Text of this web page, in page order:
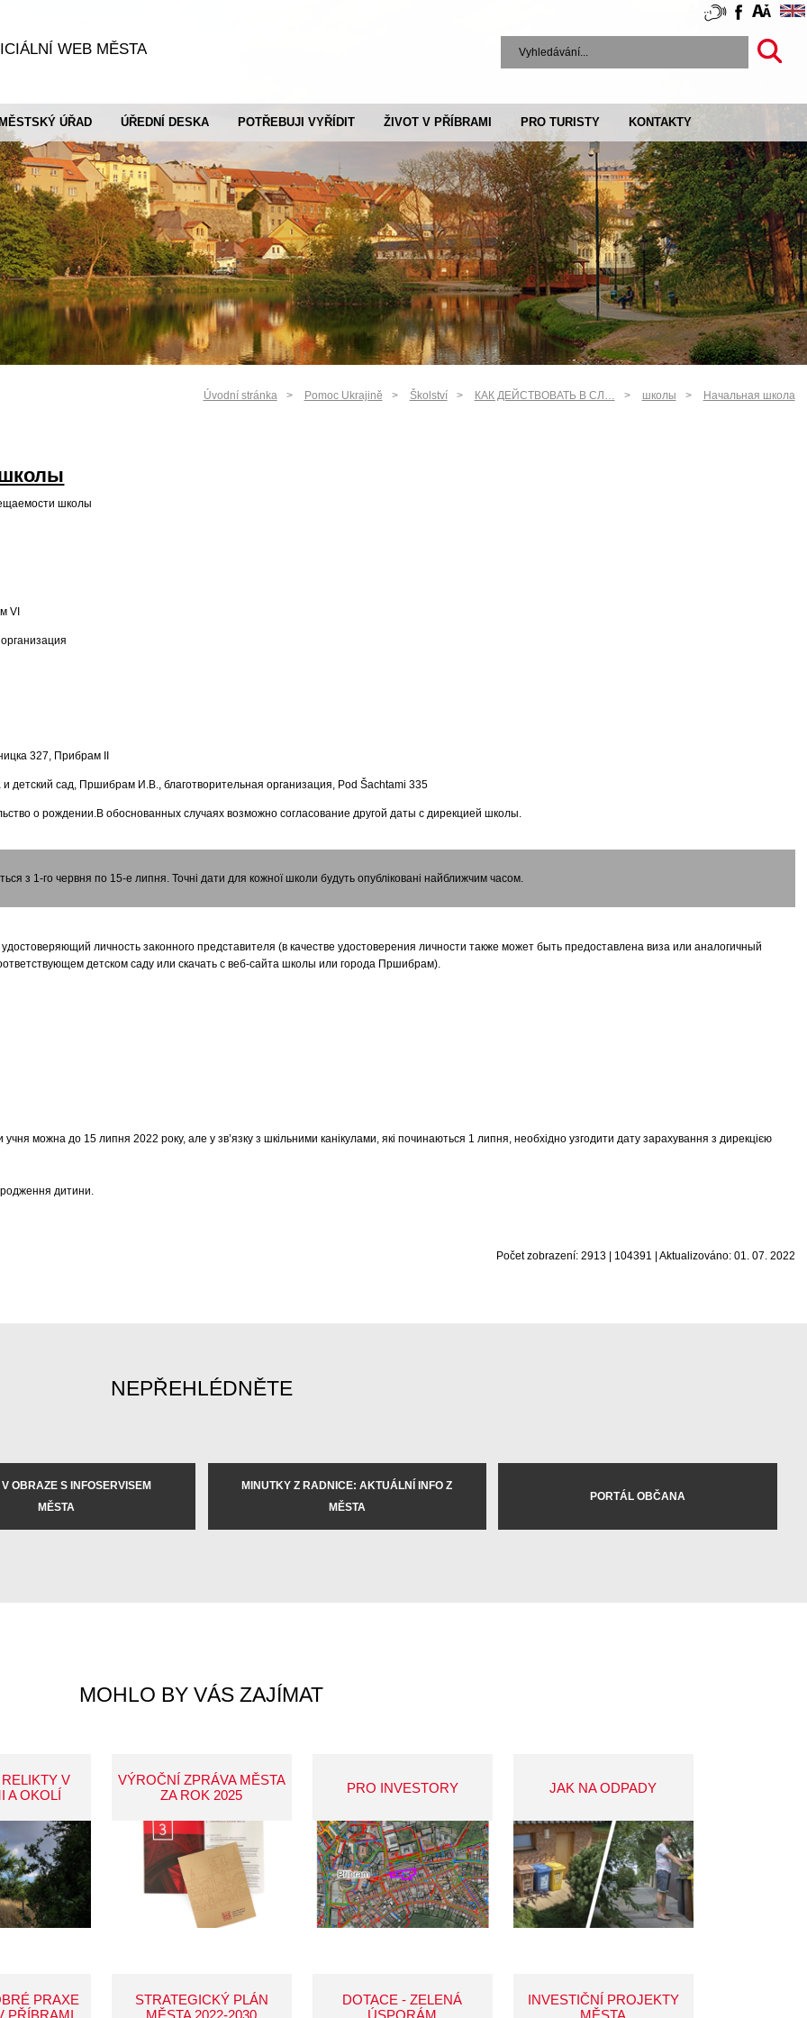
WEB MĚSTA
ÚŘAD ÚŘEDNÍ DESKA POTŘEBUJI VYŘÍDIT ŽIVOT V PŘÍBRAMI PRO TURISTY KONTAKTY
Úvodní stránka Pomoc Ukrajině Školství КАК ДЕЙСТВОВАТЬ В СЛ… школы Начальная школа
школы
VI
327, Прибрам II
сад, Пршибрам И.В., благотворительная организация, Pod Šachtami 335
о рождении.В обоснованных случаях возможно согласование другой даты с дирекцией школы.
з 1-го червня по 15-е липня. Точні дати для кожної школи будуть опубліковані найближчим часом.
личность законного представителя (в качестве удостоверения личности также может быть предоставлена ​​виза или аналогичный
детском саду или скачать с веб-сайта школы или города Пршибрам).
можна до 15 липня 2022 року, але у зв’язку з шкільними канікулами, які починаються 1 липня, необхідно узгодити дату зарахування з дирекцією
дитини.
Počet zobrazení: 2913 | 104391 | Aktualizováno: 01. 07. 2022
NEPŘEHLÉDNĚTE
OBRAZE S INFOSERVISEM
MĚSTA
MINUTKY Z RADNICE: AKTUÁLNÍ INFO Z
MĚSTA
PORTÁL OBČANA
MOHLO BY VÁS ZAJÍMAT
V
A OKOLÍ
VÝROČNÍ ZPRÁVA MĚSTA
ZA ROK 2025
PRO INVESTORY JAK NA ODPADY
PRAXE
PŘÍBRAMI
STRATEGICKÝ PLÁN
MĚSTA 2022-2030
DOTACE - ZELENÁ
ÚSPORÁM
INVESTIČNÍ PROJEKTY
MĚSTA